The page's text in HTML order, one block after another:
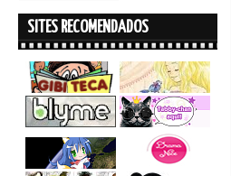
SITES RECOMENDADOS